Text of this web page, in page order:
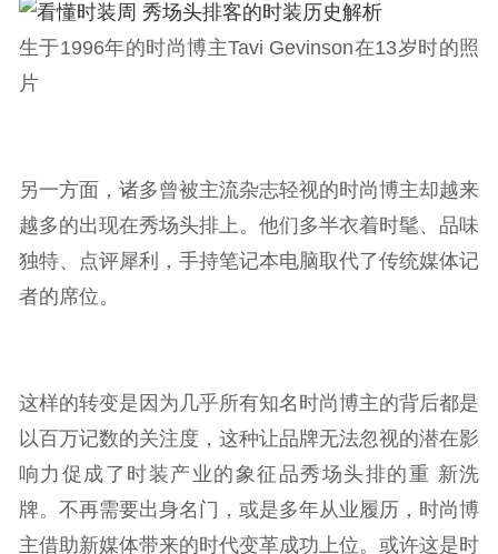
生于1996年的时尚博主Tavi Gevinson在13岁时的照
片
另一方面，诸多曾被主流杂志轻视的时尚博主却越来
越多的出现在秀场头排上。他们多半衣着时髦、品味
独特、点评犀利，手持笔记本电脑取代了传统媒体记
者的席位。
这样的转变是因为几乎所有知名时尚博主的背后都是
以百万记数的关注度，这种让品牌无法忽视的潜在影
响力促成了时装产业的象征品秀场头排的重 新洗
牌。不再需要出身名门，或是多年从业履历，时尚博
主借助新媒体带来的时代变革成功上位。或许这是时